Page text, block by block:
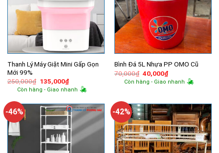
Thanh Lý Máy Giặt Mini Gấp Gọn
Mới 99%
250,000₫ Giá
gốc
là:
135,000₫Giá
hiện
tại
135,000₫.
Còn hàng - Giao nhanh
Bình Đá 5L Nhựa PP OMO Cũ
70,000₫ Giá
gốc
là:
40,000₫Giá
hiện
tại
Còn hàng - Giao nhanh
-46% -42%